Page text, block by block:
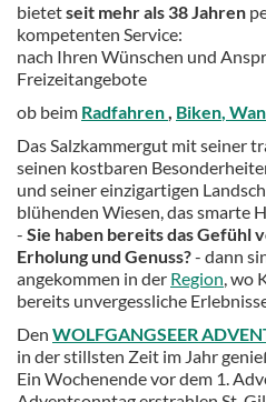
bietetseit mehr als 38 Jahren
kompetenten Service:
nach Ihren Wünschen und
Freizeitangebote
ob beim Radfahren, Biken,
Das Salzkammergut mit seiner
seinen kostbaren
und seiner einzigartigen
blühenden Wiesen, das smarte
- Sie haben bereits das Gefühl
Erholung und Genuss?- dann
angekommen in der Region, wo
bereits unvergessliche
Den WOLFGANGSEER
in der stillsten Zeit im Jahr
Ein Wochenende vor dem 1.